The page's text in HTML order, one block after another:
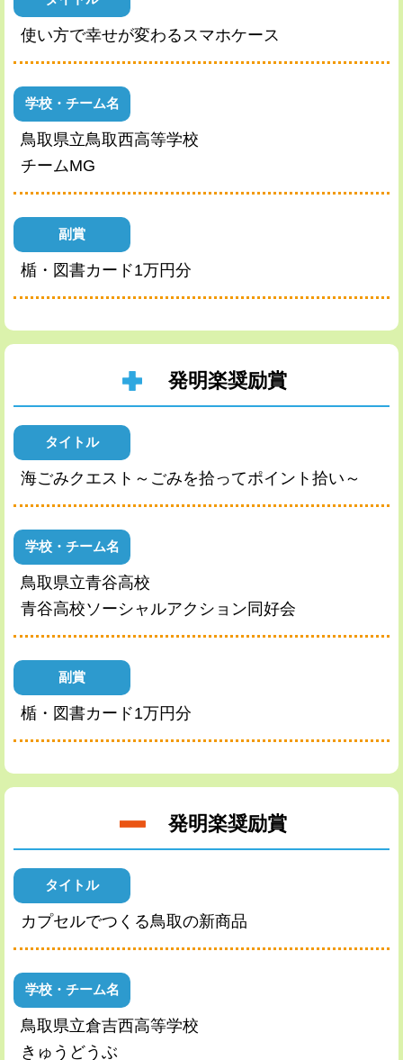
使い方で幸せが変わるスマホケース
学校・チーム名
鳥取県立鳥取西高等学校
チームMG
副賞
楯・図書カード1万円分
発明楽奨励賞
タイトル
海ごみクエスト～ごみを拾ってポイント拾い～
学校・チーム名
鳥取県立青谷高校
青谷高校ソーシャルアクション同好会
副賞
楯・図書カード1万円分
発明楽奨励賞
タイトル
カプセルでつくる鳥取の新商品
学校・チーム名
鳥取県立倉吉西高等学校
きゅうどうぶ